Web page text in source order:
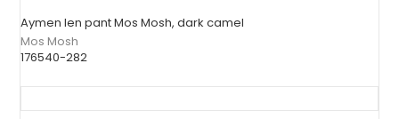
Aymen len pant Mos Mosh, dark camel
Mos Mosh
176540-282